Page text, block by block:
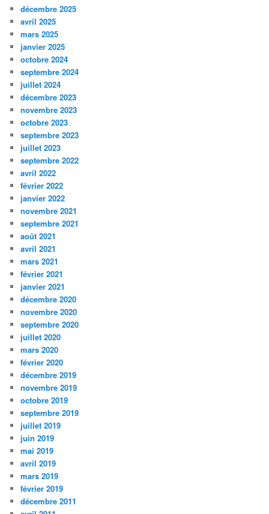
décembre 2025
avril 2025
mars 2025
janvier 2025
octobre 2024
septembre 2024
juillet 2024
décembre 2023
novembre 2023
octobre 2023
septembre 2023
juillet 2023
septembre 2022
avril 2022
février 2022
janvier 2022
novembre 2021
septembre 2021
août 2021
avril 2021
mars 2021
février 2021
janvier 2021
décembre 2020
novembre 2020
septembre 2020
juillet 2020
mars 2020
février 2020
décembre 2019
novembre 2019
octobre 2019
septembre 2019
juillet 2019
juin 2019
mai 2019
avril 2019
mars 2019
février 2019
décembre 2011